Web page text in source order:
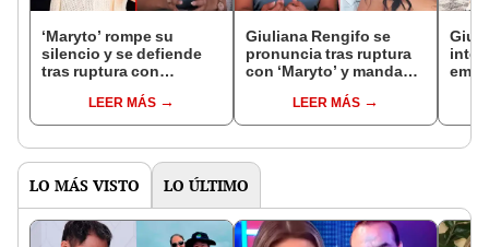
‘Maryto’ rompe su
silencio y se defiende
tras ruptura con
coqueto, pero fiel”
LEER MÁS
Giuliana Rengifo se
pronuncia tras ruptura
con ‘Maryto’ y manda
para hacerse conocido”
LEER MÁS
LO MÁS VISTO LO ÚLTIMO